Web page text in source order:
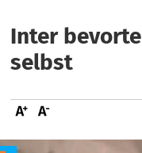
Inter
selbst